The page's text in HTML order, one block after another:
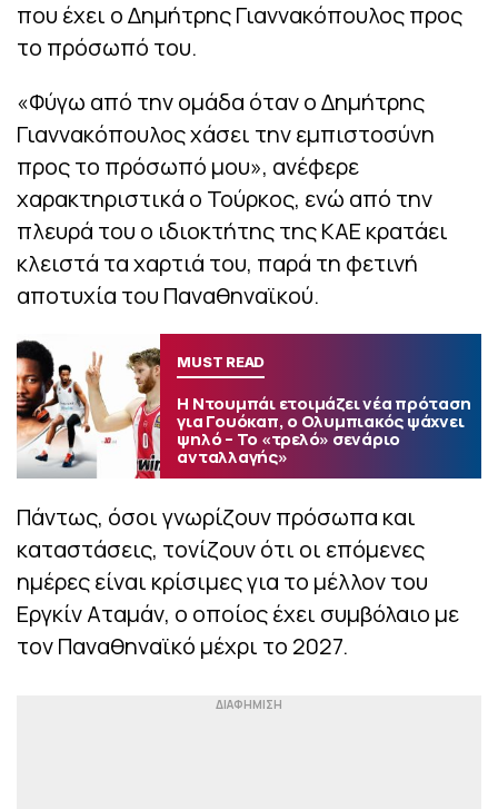
που έχει ο Δημήτρης Γιαννακόπουλος προς
το πρόσωπό του.
«Φύγω από την ομάδα όταν ο Δημήτρης
Γιαννακόπουλος χάσει την εμπιστοσύνη
προς το πρόσωπό μου», ανέφερε
χαρακτηριστικά ο Τούρκος, ενώ από την
πλευρά του ο ιδιοκτήτης της ΚΑΕ κρατάει
κλειστά τα χαρτιά του, παρά τη φετινή
αποτυχία του Παναθηναϊκού.
MUST READ
Η Ντουμπάι ετοιμάζει νέα πρόταση
για Γουόκαπ, ο Ολυμπιακός ψάχνει
ψηλό – Το «τρελό» σενάριο
ανταλλαγής»
Πάντως, όσοι γνωρίζουν πρόσωπα και
καταστάσεις, τονίζουν ότι οι επόμενες
ημέρες είναι κρίσιμες για το μέλλον του
Εργκίν Αταμάν, ο οποίος έχει συμβόλαιο με
τον Παναθηναϊκό μέχρι το 2027.